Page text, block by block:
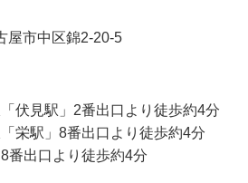
屋市中区錦2-20-5
伏見駅」2番出口より徒歩約4分
栄駅」8番出口より徒歩約4分
番出口より徒歩約4分